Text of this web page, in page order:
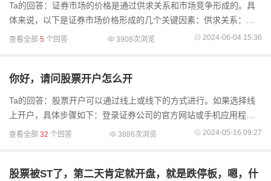
Ta的回答：证券市场的价格是通过供求关系和市场竞争形成的。具
体来说，以下是证券市场价格形成的几个关键因素：供求关系：证
券市场上的价格是由买方和卖方之间的供求关系决定的。当买方的
查看全部 5 个回答 3908次浏览 2024-06-04 15:36
你好，请问股票开户怎么开
Ta的回答：股票开户可以通过线上或线下的方式进行。如果选择线
上开户，具体步骤如下：登录证券公司的官方网站或手机应用程
序，进行注册并选择要挂靠的营业部。上传个人身份证照片，并进
查看全部 32 个回答 3886次浏览 2024-05-16 09:27
股票被ST了，第二天肯定就开盘，就是跌停板，嗯，什